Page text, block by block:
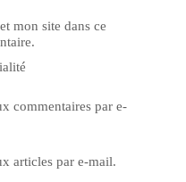
mon site dans ce
commentaires par e-
articles par e-mail.